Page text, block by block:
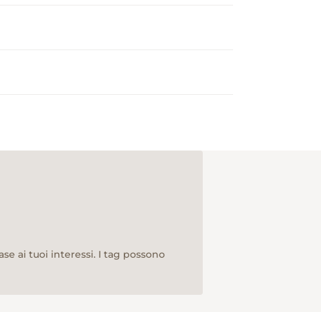
ai tuoi interessi. I tag possono